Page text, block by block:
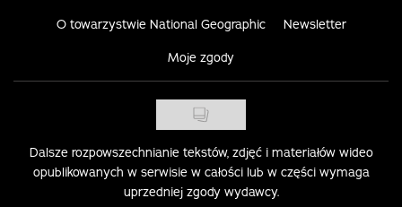
O towarzystwie National Geographic Newsletter
Moje zgody
Dalsze rozpowszechnianie tekstów, zdjęć i materiałów wideo
opublikowanych w serwisie w całości lub w części wymaga
uprzedniej zgody wydawcy.